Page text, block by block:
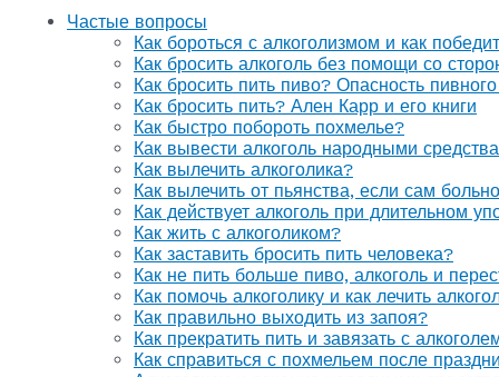
Частые вопросы
Как бороться с алкоголизмом и как
Как бросить алкоголь без помощи со
Как бросить пить пиво? Опасность
Как бросить пить? Ален Карр и его книги
Как быстро побороть похмелье?
Как вывести алкоголь народными
Как вылечить алкоголика?
Как вылечить от пьянства, если сам
Как действует алкоголь при длительном
Как жить с алкоголиком?
Как заставить бросить пить человека?
Как не пить больше пиво, алкоголь и
Как помочь алкоголику и как лечить
Как правильно выходить из запоя?
Как прекратить пить и завязать с
Как справиться с похмельем после